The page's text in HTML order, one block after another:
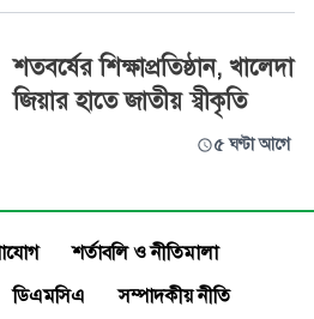
শতবর্ষের শিক্ষাপ্রতিষ্ঠান, খালেদা
জিয়ার হাতে জাতীয় স্বীকৃতি
৫ ঘণ্টা আগে
শর্তাবলি ও নীতিমালা
ডিএমসিএ সম্পাদকীয় নীতি